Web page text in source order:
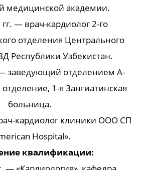
медицинской академии.
— врач-кардиолог 2-го
отделения Центрального
Республики Узбекистан.
заведующий отделением А-
1-я Зангиатинская
больница.
кардиолог клиники ООО СП
Hospital».
квалификации: